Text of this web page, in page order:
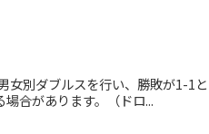
女別ダブルスを行い、勝敗が1-
合があります。（ドロ...